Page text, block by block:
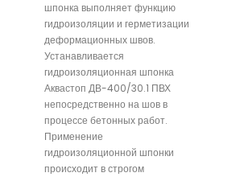
шпонка выполняет функцию
гидроизоляции и герметизации
деформационных швов.
Устанавливается
гидроизоляционная шпонка
Аквастоп ДВ-400/30.1 ПВХ
непосредственно на шов в
процессе бетонных работ.
Применение
гидроизоляционной шпонки
происходит в строгом